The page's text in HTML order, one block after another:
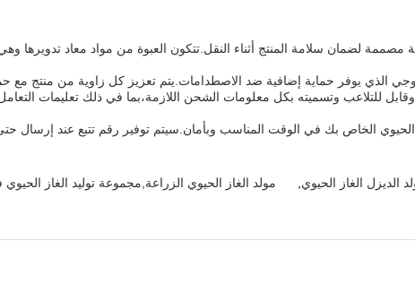
مصممة لضمان سلامة المنتج أثناء النقل.تتكون العبوة من مواد معاد تدويرها
الذي يوفر حماية إضافية ضد الاصطدامات.يتم تعزيز كل زاوية من منتج مع
وقابل للتلاعب وتسميته بكل معلومات الشحن اللازمة،بما في ذلك تعليمات
الخاص بك في الوقت المناسب وبأمان.سيتم توفير رقم تتبع عند إرسال
الديزل الغاز الحيوي مولد الغاز الحيوي الزراعة,مجموعة توليد الغاز